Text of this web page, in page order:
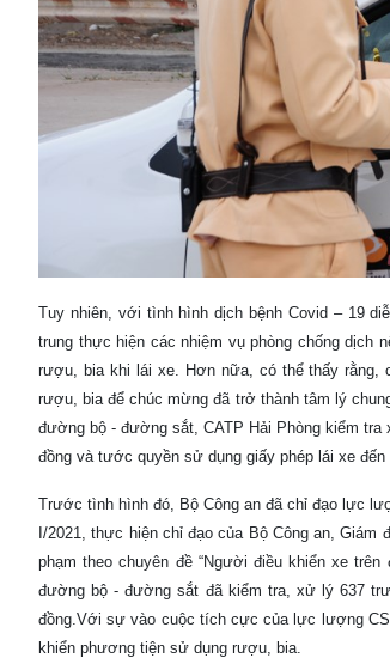
Tuy nhiên, với tình hình dịch bệnh Covid – 19
trung thực hiện các nhiệm vụ phòng chống dịch
rượu, bia khi lái xe. Hơn nữa, có thể thấy rằng,
rượu, bia để chúc mừng đã trở thành tâm lý
đường bộ - đường sắt, CATP Hải Phòng kiểm
đồng và tước quyền sử dụng giấy phép lái xe
Trước tình hình đó, Bộ Công an đã chỉ đạo lực
I/2021, thực hiện chỉ đạo của Bộ Công an,
phạm theo chuyên đề “Người điều khiển xe
đường bộ - đường sắt đã kiểm tra, xử lý 637
đồng.Với sự vào cuộc tích cực của lực lượng
khiển phương tiện sử dụng rượu, bia.